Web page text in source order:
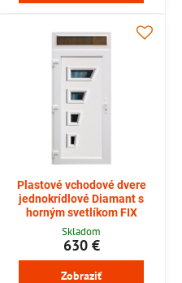
Plastové vchodové dvere
jednokrídlové Diamant s
horným svetlíkom FIX
Skladom
630 €
Zobraziť